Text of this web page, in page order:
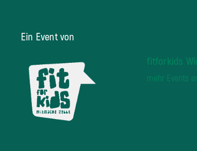
Ein Event von
fitforkids
mehr Events